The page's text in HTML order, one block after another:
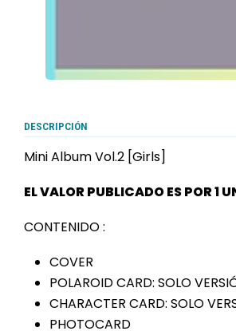
DESCRIPCIÓN
Mini Album Vol.2 [Girls]
EL VALOR PUBLICADO ES POR 1
CONTENIDO :
COVER
POLAROID CARD: SOLO
CHARACTER CARD: SOLO
PHOTOCARD